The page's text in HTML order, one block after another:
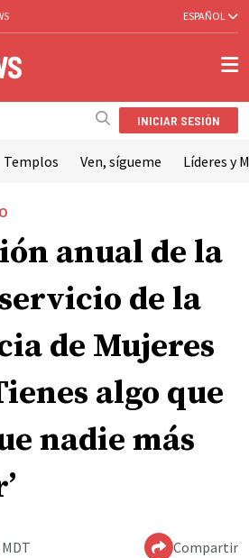
ESPAÑOL
INICIAR SESIÓN
Templos Ven, sígueme Líderes y
anual de la
de la
de Mujeres
algo que
nadie más
Compartir